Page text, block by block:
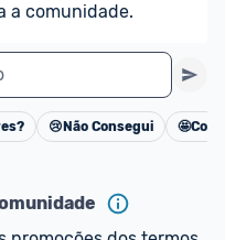
a comunidade.
Cancelar
😢 Não Consegui 🤩